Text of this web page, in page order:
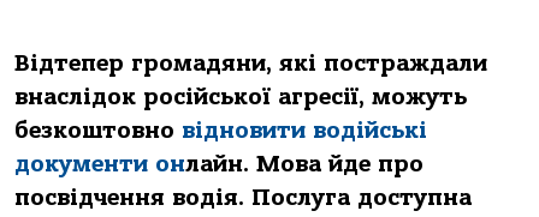
Відтепер громадяни, які постраждали
внаслідок російської агресії, можуть
безкоштовно відновити водійські
документи онлайн. Мова йде про
посвідчення водія. Послуга доступна